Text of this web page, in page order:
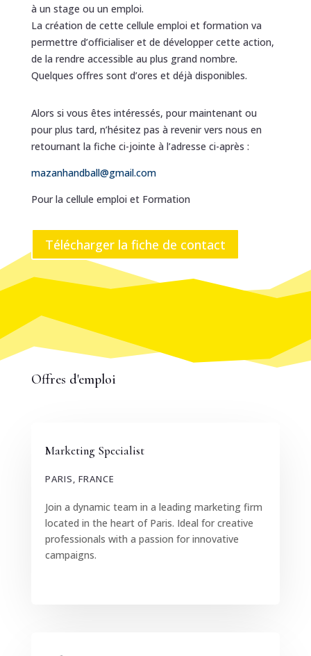
à un stage ou un emploi.
La création de cette cellule emploi et formation va
permettre d’officialiser et de développer cette action,
de la rendre accessible au plus grand nombre.
Quelques offres sont d’ores et déjà disponibles.
Alors si vous êtes intéressés, pour maintenant ou
pour plus tard, n’hésitez pas à revenir vers nous en
retournant la fiche ci-jointe à l’adresse ci-après :
mazanhandball@gmail.com
Pour la cellule emploi et Formation
Télécharger la fiche de contact
Offres d'emploi
Marketing Specialist
PARIS, FRANCE
Join a dynamic team in a leading marketing firm
located in the heart of Paris. Ideal for creative
professionals with a passion for innovative
campaigns.